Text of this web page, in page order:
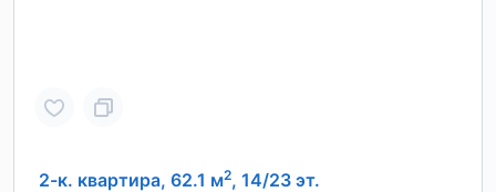
2-к. квартира, 62.1 м2, 14/23 эт.